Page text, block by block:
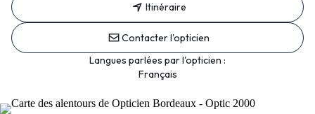
Itinéraire
Contacter l'opticien
Langues parlées par l'opticien :
Français